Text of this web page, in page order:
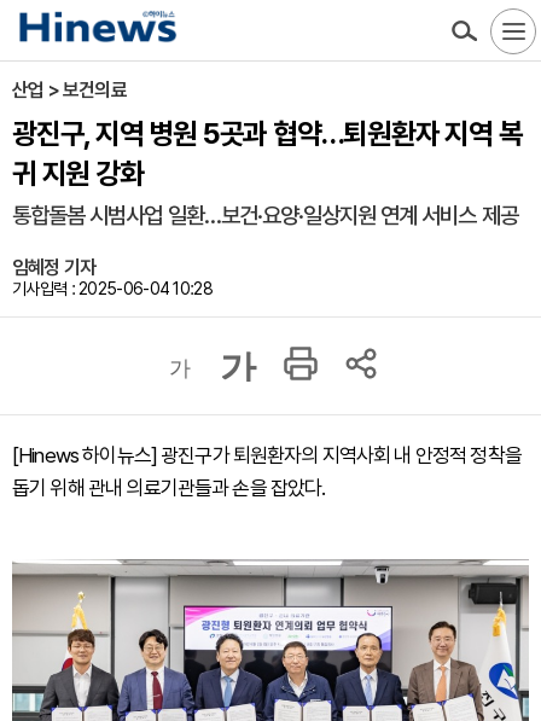
산업 > 보건의료
광진구, 지역 병원 5곳과 협약…퇴원환자 지역 복
귀 지원 강화
통합돌봄 시범사업 일환…보건·요양·일상지원 연계 서비스 제공
임혜정 기자
기사입력 : 2025-06-04 10:28
가 가
[Hinews 하이뉴스] 광진구가 퇴원환자의 지역사회 내 안정적 정착을
돕기 위해 관내 의료기관들과 손을 잡았다.